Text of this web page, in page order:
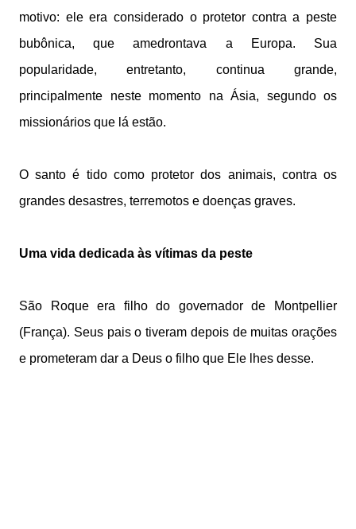
motivo: ele era considerado o protetor contra a peste
bubônica, que amedrontava a Europa. Sua
popularidade, entretanto, continua grande,
principalmente neste momento na Ásia, segundo os
missionários que lá estão.
O santo é tido como protetor dos animais, contra os
grandes desastres, terremotos e doenças graves.
Uma vida dedicada às vítimas da peste
São Roque era filho do governador de Montpellier
(França). Seus pais o tiveram depois de muitas orações
e prometeram dar a Deus o filho que Ele lhes desse.